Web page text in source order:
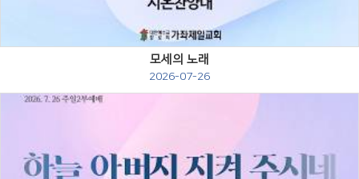
모세의 노래
2026-07-26